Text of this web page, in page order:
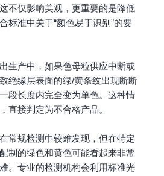
不仅影响美观，更重要的是降低
标准中关于“颜色易于识别”的要
生产中，如果色母粒供应中断或
绝缘层表面的绿/黄条纹出现断断
段长度内完全变为单色。这种情
直接判定为不合格产品。
常规检测中较难发现，但在特定
制的绿色和黄色可能看起来非常
。专业的检测机构会利用标准光